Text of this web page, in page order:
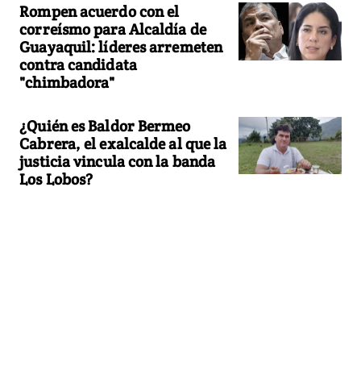
Rompen acuerdo con el
correísmo para Alcaldía de
Guayaquil: líderes arremeten
contra candidata
"chimbadora"
¿Quién es Baldor Bermeo
Cabrera, el exalcalde al que la
justicia vincula con la banda
Los Lobos?